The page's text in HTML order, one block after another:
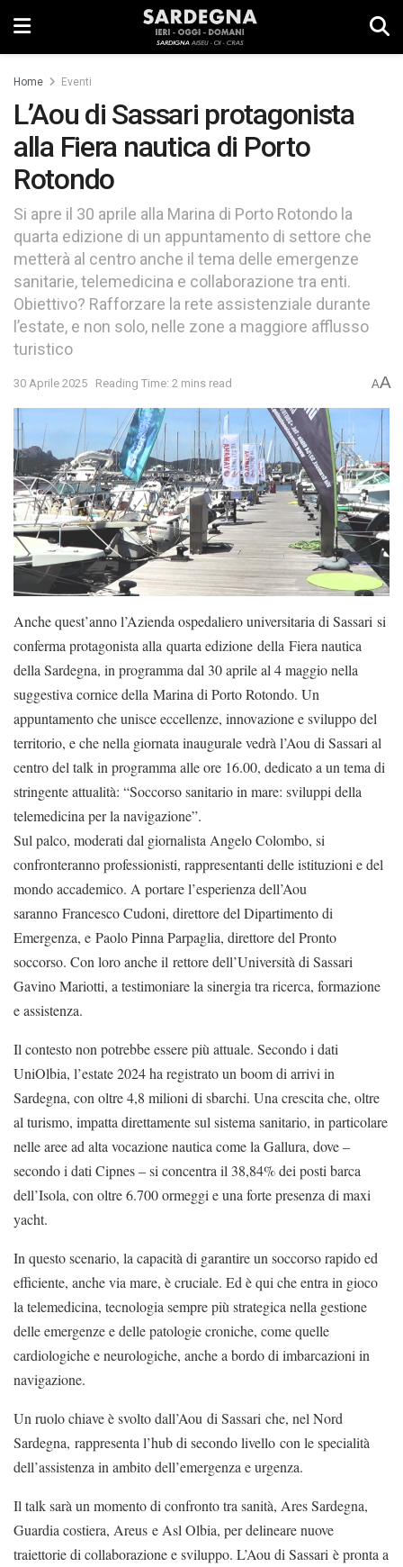
Home Eventi
L’Aou di Sassari protagonista
alla Fiera nautica di Porto
Rotondo
Si apre il 30 aprile alla Marina di Porto Rotondo la
quarta edizione di un appuntamento di settore che
metterà al centro anche il tema delle emergenze
sanitarie, telemedicina e collaborazione tra enti.
Obiettivo? Rafforzare la rete assistenziale durante
l’estate, e non solo, nelle zone a maggiore afflusso
turistico
30 Aprile 2025 Reading Time: 2 mins read AA
Anche quest’anno l’Azienda ospedaliero universitaria di Sassari si
conferma protagonista alla quarta edizione della Fiera nautica
della Sardegna, in programma dal 30 aprile al 4 maggio nella
suggestiva cornice della Marina di Porto Rotondo. Un
appuntamento che unisce eccellenze, innovazione e sviluppo del
territorio, e che nella giornata inaugurale vedrà l’Aou di Sassari al
centro del talk in programma alle ore 16.00, dedicato a un tema di
stringente attualità: “Soccorso sanitario in mare: sviluppi della
telemedicina per la navigazione”.
Sul palco, moderati dal giornalista Angelo Colombo, si
confronteranno professionisti, rappresentanti delle istituzioni e del
mondo accademico. A portare l’esperienza dell’Aou
saranno Francesco Cudoni, direttore del Dipartimento di
Emergenza, e Paolo Pinna Parpaglia, direttore del Pronto
soccorso. Con loro anche il rettore dell’Università di Sassari
Gavino Mariotti, a testimoniare la sinergia tra ricerca, formazione
e assistenza.
Il contesto non potrebbe essere più attuale. Secondo i dati
UniOlbia, l’estate 2024 ha registrato un boom di arrivi in
Sardegna, con oltre 4,8 milioni di sbarchi. Una crescita che, oltre
al turismo, impatta direttamente sul sistema sanitario, in particolare
nelle aree ad alta vocazione nautica come la Gallura, dove –
secondo i dati Cipnes – si concentra il 38,84% dei posti barca
dell’Isola, con oltre 6.700 ormeggi e una forte presenza di maxi
yacht.
In questo scenario, la capacità di garantire un soccorso rapido ed
efficiente, anche via mare, è cruciale. Ed è qui che entra in gioco
la telemedicina, tecnologia sempre più strategica nella gestione
delle emergenze e delle patologie croniche, come quelle
cardiologiche e neurologiche, anche a bordo di imbarcazioni in
navigazione.
Un ruolo chiave è svolto dall’Aou di Sassari che, nel Nord
Sardegna, rappresenta l’hub di secondo livello con le specialità
dell’assistenza in ambito dell’emergenza e urgenza.
Il talk sarà un momento di confronto tra sanità, Ares Sardegna,
Guardia costiera, Areus e Asl Olbia, per delineare nuove
traiettorie di collaborazione e sviluppo. L’Aou di Sassari è pronta a